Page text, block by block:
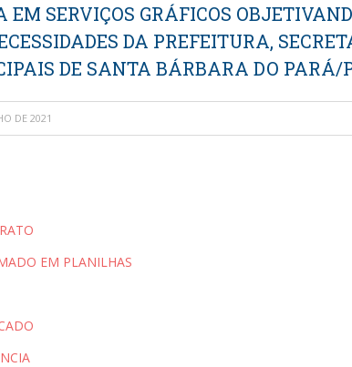
EM SERVIÇOS GRÁFICOS
DA PREFEITURA,
DE SANTA BÁRBARA DO PARÁ/
DE 2021
EM PLANILHAS